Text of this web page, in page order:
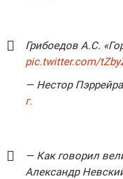
Грибоедов А.С.
pic.twitter.com/
— Нестор
г.
— Как говорил
Александр